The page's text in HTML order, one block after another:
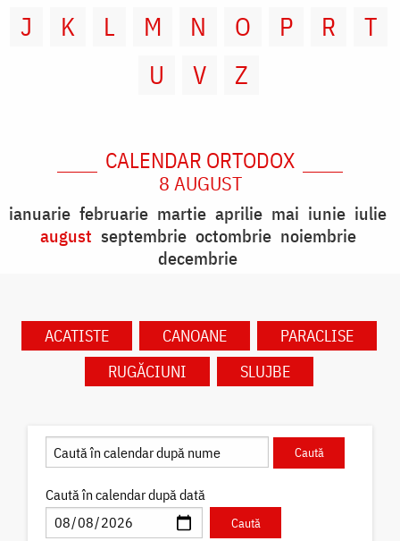
J
K L M N O P R
T
U
V Z
CALENDAR ORTODOX
8 AUGUST
ianuarie februarie martie aprilie mai iunie iulie
august septembrie octombrie noiembrie
decembrie
ACATISTE CANOANE
PARACLISE
RUGĂCIUNI
SLUJBE
Caută în calendar după dată